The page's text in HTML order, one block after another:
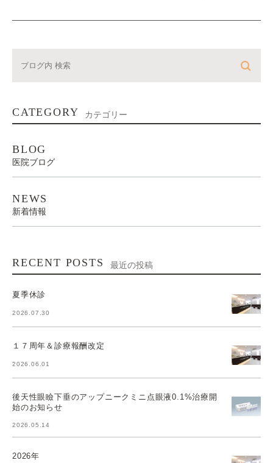
CATEGORY カテゴリー
BLOG
医院ブログ
NEWS
新着情報
RECENT POSTS 最近の投稿
夏季休診
2026.07.30
１７周年＆診療報酬改定
2026.06.01
後天性眼瞼下垂のアップニークミニ点眼液0.1%治療開
始のお知らせ
2026.05.14
2026年